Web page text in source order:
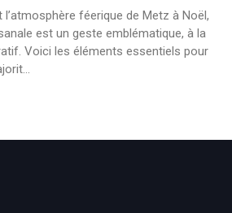
féerique de Metz à Noël,
est un geste emblématique, à la
Voici les éléments essentiels pour